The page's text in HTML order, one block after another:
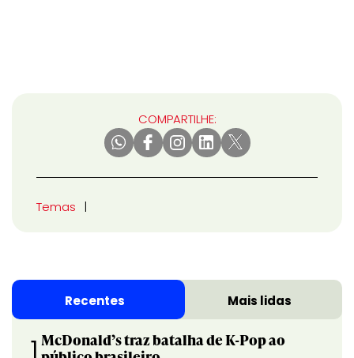
COMPARTILHE:
Temas
Recentes Mais lidas
McDonald’s traz batalha de K-Pop ao